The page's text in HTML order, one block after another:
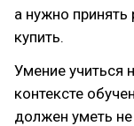
а нужно
купить.
Умение учиться
контексте
должен уметь не